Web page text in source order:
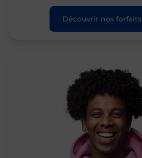
Découvrir nos forfaits